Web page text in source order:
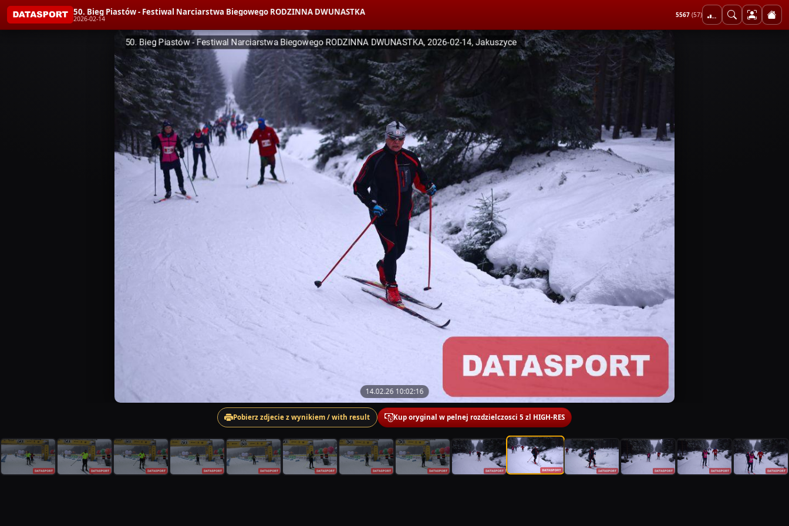
50. Bieg Piastów - Festiwal Narciarstwa Biegowego RODZINNA DWUNASTKA
2026-02-14 5567 (57)
14.02.26 10:02:16
Pobierz zdjecie z wynikiem / with result Kup oryginal w pelnej rozdzielczosci 5 zl HIGH-RES